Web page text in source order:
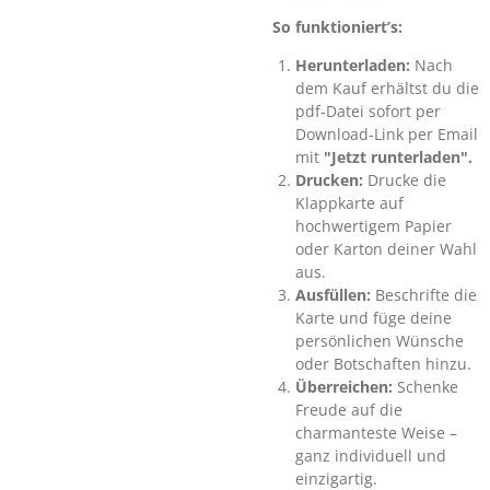
So funktioniert’s:
Herunterladen: Nach
dem Kauf erhältst du die
pdf-Datei sofort per
Download-Link per Email
mit "Jetzt runterladen".
Drucken: Drucke die
Klappkarte auf
hochwertigem Papier
oder Karton deiner Wahl
aus.
Ausfüllen: Beschrifte die
Karte und füge deine
persönlichen Wünsche
oder Botschaften hinzu.
Überreichen: Schenke
Freude auf die
charmanteste Weise –
ganz individuell und
einzigartig.